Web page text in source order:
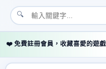
🔍
❤️ 免費註冊會員，收藏喜愛的遊